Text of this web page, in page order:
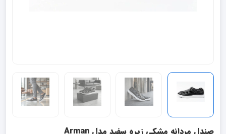
صندل مردانه مشکی زیره سفید مدل Arman